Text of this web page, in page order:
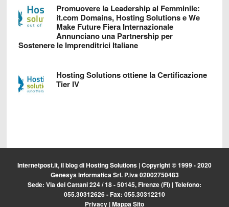
Promuovere la Leadership al Femminile:
it.com Domains, Hosting Solutions e We
Make Future Fiera Internazionale
Annunciano una Partnership per
Sostenere le Imprenditrici Italiane
Hosting Solutions ottiene la Certificazione
Tier IV
Internetpost.it, il blog diHosting Solutions | Copyright © 1999 - 2020
Genesys Informatica Srl. P.iva 02002750483
Sede: Via dei Cattani 224 / 18 - 50145, Firenze (FI) | Telefono:
055.30312626 - Fax: 055.30312210
Privacy |Mappa Sito